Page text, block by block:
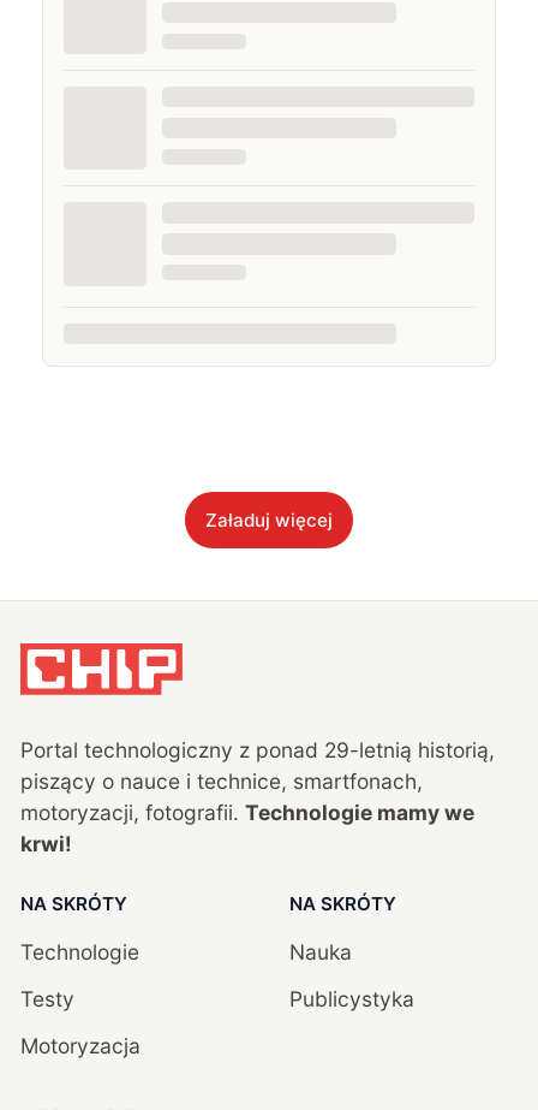
Załaduj więcej
Portal technologiczny z ponad 29-letnią historią,
piszący o nauce i technice, smartfonach,
motoryzacji, fotografii. Technologie mamy we
krwi!
NA SKRÓTY
Technologie
Testy
Motoryzacja
NA SKRÓTY
Nauka
Publicystyka